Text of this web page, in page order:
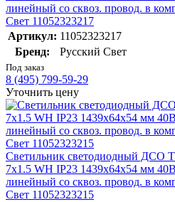
линейный со сквоз. провод. в
Свет 11052323217
Артикул: 11052323217
Бренд:
Русский Свет
Под заказ
8 (495) 799-59-29
Уточнить цену
Светильник светодиодный ДСО
7x1.5 WH IP23 1439х64х54 мм
линейный со сквоз. провод. в
Свет 11052323215